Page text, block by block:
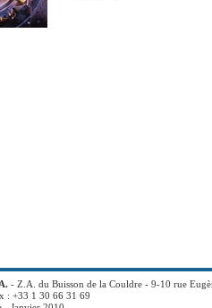
- Z.A. du Buisson de la Couldre - 9-10 rue
: +33 1 30 66 31 69